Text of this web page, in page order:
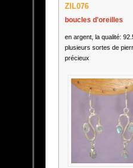
ZIL076
boucles d'oreilles
en argent, la qualité:
plusieurs sortes de
précieux